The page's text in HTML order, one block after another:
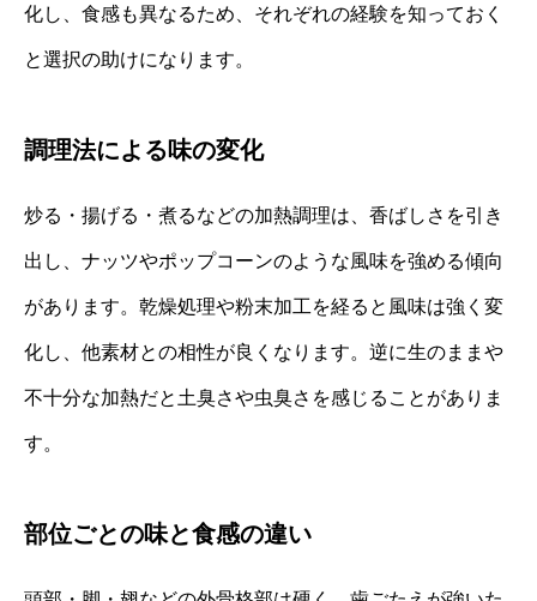
化し、食感も異なるため、それぞれの経験を知っておく
と選択の助けになります。
調理法による味の変化
炒る・揚げる・煮るなどの加熱調理は、香ばしさを引き
出し、ナッツやポップコーンのような風味を強める傾向
があります。乾燥処理や粉末加工を経ると風味は強く変
化し、他素材との相性が良くなります。逆に生のままや
不十分な加熱だと土臭さや虫臭さを感じることがありま
す。
部位ごとの味と食感の違い